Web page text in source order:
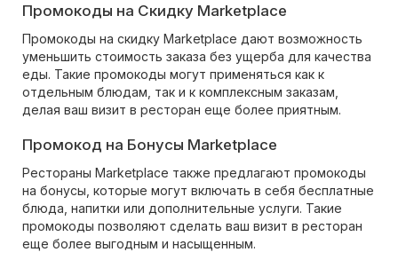
Промокоды на Скидку Marketplace
Промокоды на скидку Marketplace дают возможность
уменьшить стоимость заказа без ущерба для качества
еды. Такие промокоды могут применяться как к
отдельным блюдам, так и к комплексным заказам,
делая ваш визит в ресторан еще более приятным.
Промокод на Бонусы Marketplace
Рестораны Marketplace также предлагают промокоды
на бонусы, которые могут включать в себя бесплатные
блюда, напитки или дополнительные услуги. Такие
промокоды позволяют сделать ваш визит в ресторан
еще более выгодным и насыщенным.